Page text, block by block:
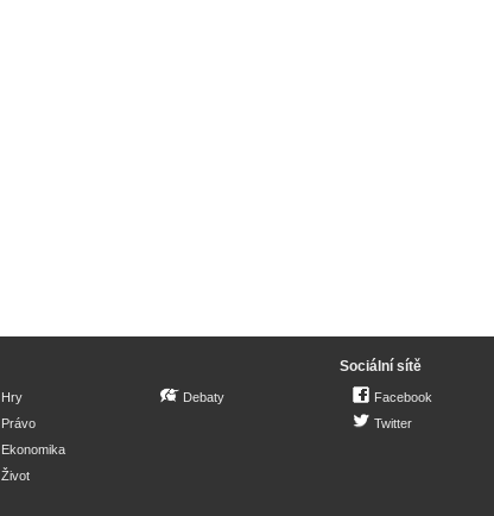
Hry
Právo
Ekonomika
Život
Debaty
Sociální sítě
Facebook
Twitter